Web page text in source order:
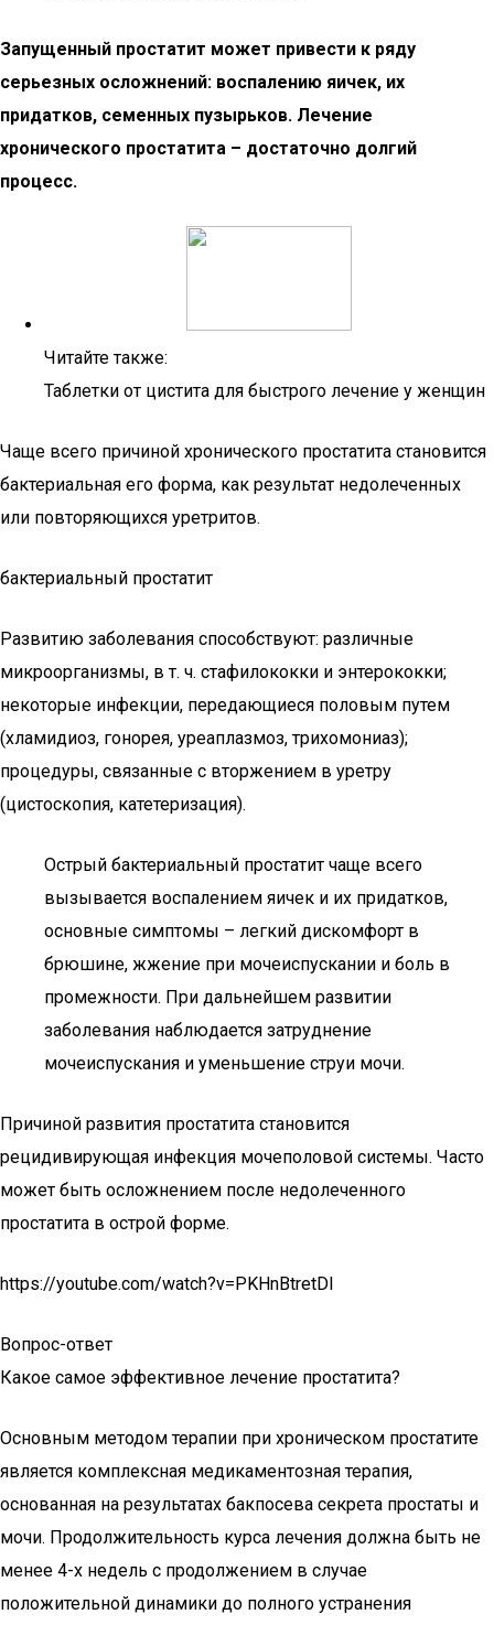
Запущенный простатит может привести к ряду
серьезных осложнений: воспалению яичек, их
придатков, семенных пузырьков. Лечение
хронического простатита – достаточно долгий
процесс.
Читайте также:
Таблетки от цистита для быстрого лечение у женщин
Чаще всего причиной хронического простатита становится
бактериальная его форма, как результат недолеченных
или повторяющихся уретритов.
бактериальный простатит
Развитию заболевания способствуют: различные
микроорганизмы, в т. ч. стафилококки и энтерококки;
некоторые инфекции, передающиеся половым путем
(хламидиоз, гонорея, уреаплазмоз, трихомониаз);
процедуры, связанные с вторжением в уретру
(цистоскопия, катетеризация).
Острый бактериальный простатит чаще всего
вызывается воспалением яичек и их придатков,
основные симптомы – легкий дискомфорт в
брюшине, жжение при мочеиспускании и боль в
промежности. При дальнейшем развитии
заболевания наблюдается затруднение
мочеиспускания и уменьшение струи мочи.
Причиной развития простатита становится
рецидивирующая инфекция мочеполовой системы. Часто
может быть осложнением после недолеченного
простатита в острой форме.
https://youtube.com/watch?v=PKHnBtretDI
Вопрос-ответ
Какое самое эффективное лечение простатита?
Основным методом терапии при хроническом простатите
является комплексная медикаментозная терапия,
основанная на результатах бакпосева секрета простаты и
мочи. Продолжительность курса лечения должна быть не
менее 4-х недель с продолжением в случае
положительной динамики до полного устранения